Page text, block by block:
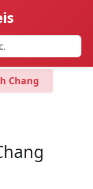
Chang